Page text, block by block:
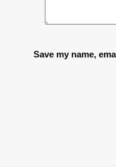
Save my name,